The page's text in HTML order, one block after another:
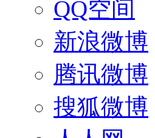
QQ空间
新浪微博
腾讯微博
搜狐微博